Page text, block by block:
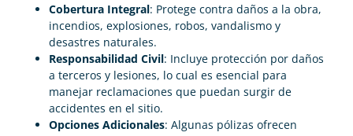
Cobertura Integral: Protege contra daños a la obra,
incendios, explosiones, robos, vandalismo y
desastres naturales.
Responsabilidad Civil: Incluye protección por daños
a terceros y lesiones, lo cual es esencial para
manejar reclamaciones que puedan surgir de
accidentes en el sitio.
Opciones Adicionales: Algunas pólizas ofrecen